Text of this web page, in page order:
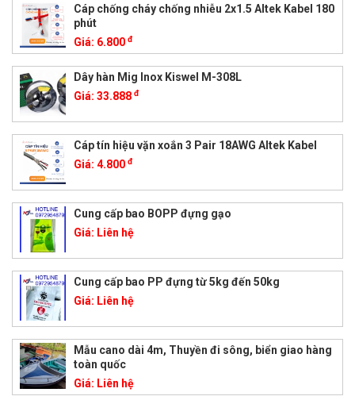
Cáp chống cháy chống nhiễu 2x1.5 Altek Kabel 180
phút
Giá: 6.800 đ
Dây hàn Mig Inox Kiswel M-308L
Giá: 33.888 đ
Cáp tín hiệu vặn xoắn 3 Pair 18AWG Altek Kabel
Giá: 4.800 đ
Cung cấp bao BOPP đựng gạo
Giá: Liên hệ
Cung cấp bao PP đựng từ 5kg đến 50kg
Giá: Liên hệ
Mẫu cano dài 4m, Thuyền đi sông, biển giao hàng
toàn quốc
Giá: Liên hệ